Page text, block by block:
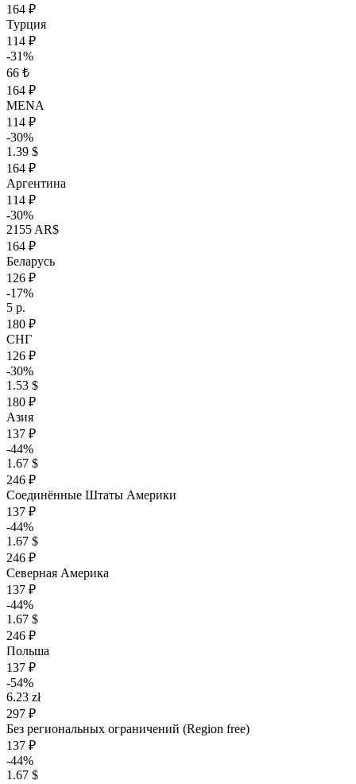
164 ₽
Турция
114 ₽
-31%
66 ₺
164 ₽
MENA
114 ₽
-30%
1.39 $
164 ₽
Аргентина
114 ₽
-30%
2155 AR$
164 ₽
Беларусь
126 ₽
-17%
5 р.
180 ₽
СНГ
126 ₽
-30%
1.53 $
180 ₽
Азия
137 ₽
-44%
1.67 $
246 ₽
Соединённые Штаты Америки
137 ₽
-44%
1.67 $
246 ₽
Северная Америка
137 ₽
-44%
1.67 $
246 ₽
Польша
137 ₽
-54%
6.23 zł
297 ₽
Без региональных ограничений (Region free)
137 ₽
-44%
1.67 $